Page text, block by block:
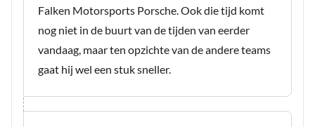
Falken Motorsports Porsche. Ook die tijd komt
nog niet in de buurt van de tijden van eerder
vandaag, maar ten opzichte van de andere teams
gaat hij wel een stuk sneller.